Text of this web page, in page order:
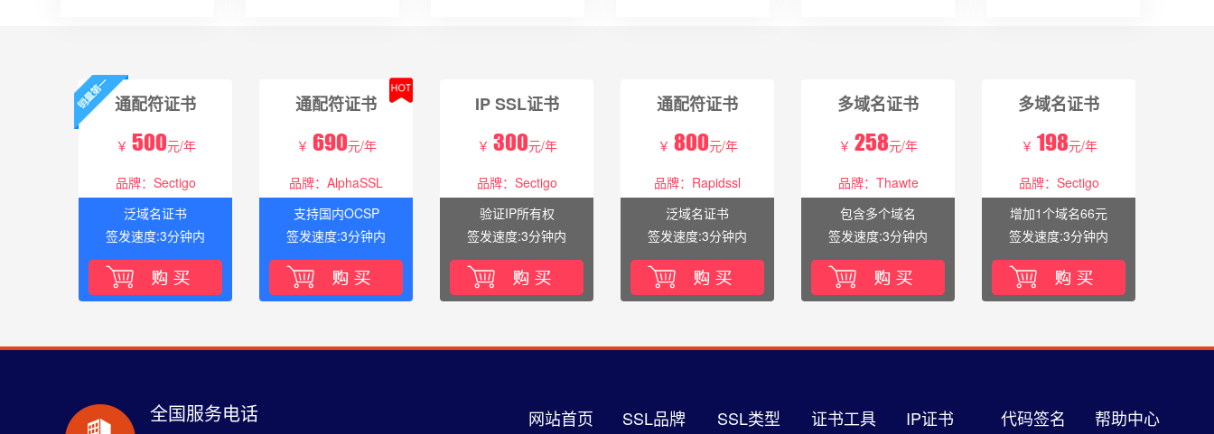
通配符证书
￥ 500元/年
品牌：Sectigo
泛域名证书
签发速度:3分钟内
通配符证书
￥ 690元/年
品牌：AlphaSSL
支持国内OCSP
签发速度:3分钟内
IP SSL证书
￥ 300元/年
品牌：Sectigo
验证IP所有权
签发速度:3分钟内
通配符证书
￥ 800元/年
品牌：Rapidssl
泛域名证书
签发速度:3分钟内
多域名证书
￥ 258元/年
品牌：Thawte
包含多个域名
签发速度:3分钟内
多域名证书
￥ 198元/年
品牌：Sectigo
增加1个域名66元
签发速度:3分钟内
全国服务电话 网站首页 SSL品牌 SSL类型 证书工具 IP证书 代码签名 帮助中心